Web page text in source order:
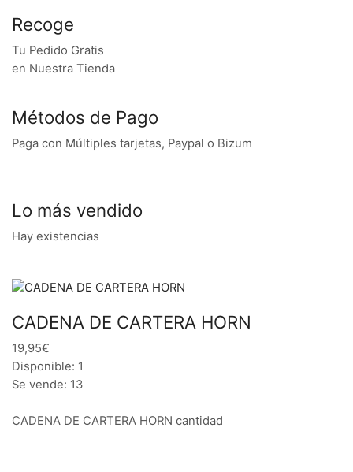
Recoge
Tu Pedido Gratis
en Nuestra Tienda
Métodos de Pago
Paga con Múltiples tarjetas, Paypal o Bizum
Lo más vendido
Hay existencias
CADENA DE CARTERA HORN
19,95€
Disponible: 1
Se vende: 13
CADENA DE CARTERA HORN cantidad